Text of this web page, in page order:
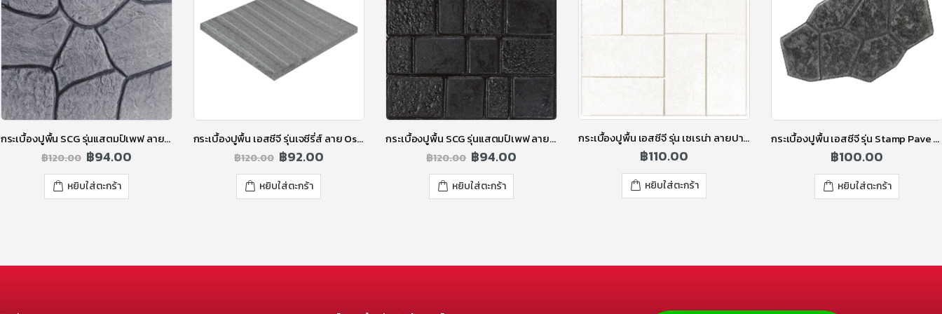
กระเบื้องปูพื้น SCG รุ่นแสตมป์เพฟ ลายโม่า สีเทา
฿120.00 ฿94.00
หยิบใส่ตะกร้า
กระเบื้องปูพื้น เอสซีจี รุ่นเจซีรี่ส์ ลาย Osaka-Strip (โอซาก้า) สีเทา
฿120.00 ฿92.00
หยิบใส่ตะกร้า
กระเบื้องปูพื้น SCG รุ่นแสตมป์เพฟ ลายลอนดอน สีดำ
฿120.00 ฿94.00
หยิบใส่ตะกร้า
กระเบื้องปูพื้น เอสซีจี รุ่น เซเรน่า ลายปาร์เก้ สีขาว
฿110.00
หยิบใส่ตะกร้า
กระเบื้องปูพื้น เอสซีจี รุ่น Stamp Pave ลายตูริน (Turin) สีเทา
฿100.00
หยิบใส่ตะกร้า